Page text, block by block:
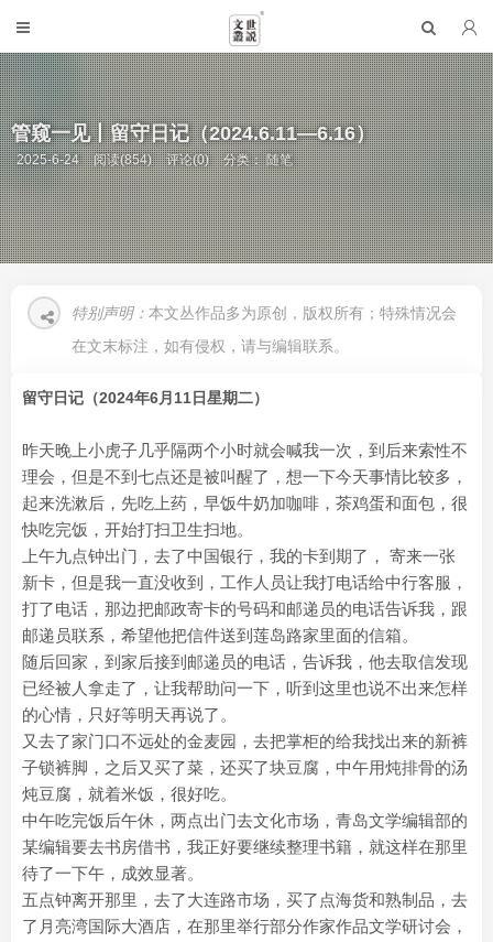
管窥一见丨留守日记（2024.6.11—6.16）
2025-6-24 阅读(854) 评论(0) 分类：随笔
特别声明： 本文丛作品多为原创，版权所有；特殊情况会
在文末标注，如有侵权，请与编辑联系。
留守日记（2024年6月11日星期二）
昨天晚上小虎子几乎隔两个小时就会喊我一次，到后来索性不
理会，但是不到七点还是被叫醒了，想一下今天事情比较多，
起来洗漱后，先吃上药，早饭牛奶加咖啡，茶鸡蛋和面包，很
快吃完饭，开始打扫卫生扫地。
上午九点钟出门，去了中国银行，我的卡到期了， 寄来一张
新卡，但是我一直没收到，工作人员让我打电话给中行客服，
打了电话，那边把邮政寄卡的号码和邮递员的电话告诉我，跟
邮递员联系，希望他把信件送到莲岛路家里面的信箱。
随后回家，到家后接到邮递员的电话，告诉我，他去取信发现
已经被人拿走了，让我帮助问一下，听到这里也说不出来怎样
的心情，只好等明天再说了。
又去了家门口不远处的金麦园，去把掌柜的给我找出来的新裤
子锁裤脚，之后又买了菜，还买了块豆腐，中午用炖排骨的汤
炖豆腐，就着米饭，很好吃。
中午吃完饭后午休，两点出门去文化市场，青岛文学编辑部的
某编辑要去书房借书，我正好要继续整理书籍，就这样在那里
待了一下午，成效显著。
五点钟离开那里，去了大连路市场，买了点海货和熟制品，去
了月亮湾国际大酒店，在那里举行部分作家作品文学研讨会，